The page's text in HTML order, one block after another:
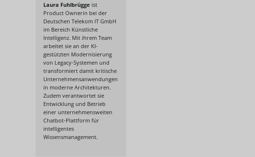
Laura Fuhlbrügge ist
Product Ownerin bei der
Deutschen Telekom IT GmbH
im Bereich Künstliche
Intelligenz. Mit ihrem Team
arbeitet sie an der KI-
gestützten Modernisierung
von Legacy-Systemen und
transformiert damit kritische
Unternehmensanwendungen
in moderne Architekturen.
Zudem verantwortet sie
Entwicklung und Betrieb
einer unternehmensweiten
Chatbot-Plattform für
intelligentes
Wissensmanagement.